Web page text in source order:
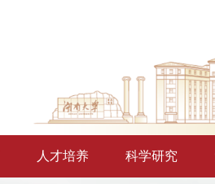
人才培养 科学研究